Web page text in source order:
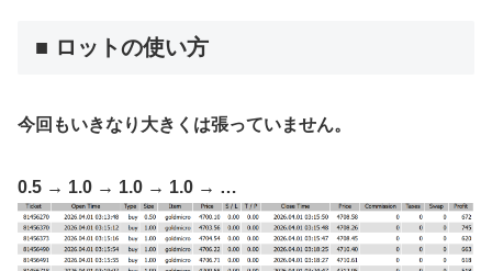
■ ロットの使い方
今回もいきなり大きくは張っていません。
0.5 → 1.0 → 1.0 → 1.0 → …